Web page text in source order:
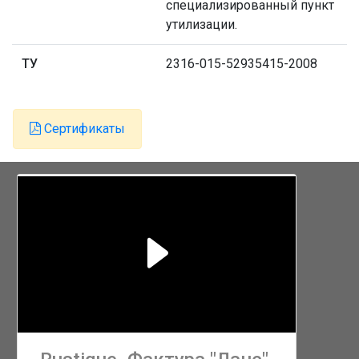
специализированный пункт
утилизации.
ТУ 2316-015-52935415-2008
Сертификаты